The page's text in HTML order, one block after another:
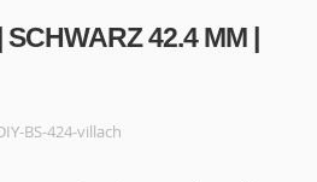
42.4 MM |
BS-424-villach